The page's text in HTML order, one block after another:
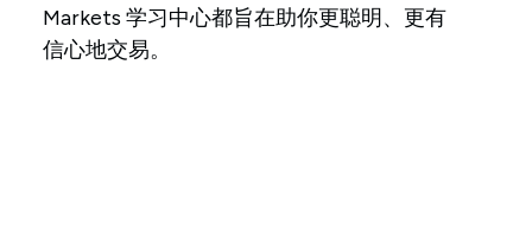
Markets 学习中心都旨在助你更聪明、更有
信心地交易。